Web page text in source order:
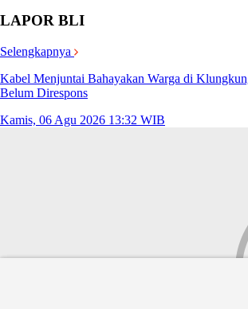
LAPOR BLI
Selengkapnya
Kabel Menjuntai Bahayakan Warga di
Belum Direspons
Kamis, 06 Agu 2026 13:32 WIB